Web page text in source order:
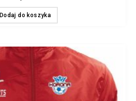
Dodaj do koszyka